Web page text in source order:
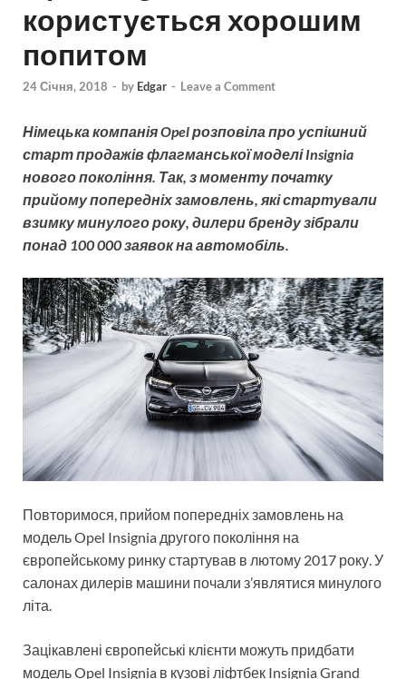
користується хорошим
попитом
24 Січня, 2018 - by Edgar - Leave a Comment
Німецька компанія Opel розповіла про успішний
старт продажів флагманської моделі Insignia
нового покоління. Так, з моменту початку
прийому попередніх замовлень, які стартували
взимку минулого року, дилери бренду зібрали
понад 100 000 заявок на автомобіль.
Повторимося, прийом попередніх замовлень на
модель Opel Insignia другого покоління на
європейському ринку стартував в лютому 2017 року. У
салонах дилерів машини почали з’являтися минулого
літа.
Зацікавлені європейські клієнти можуть придбати
модель Opel Insignia в кузові ліфтбек Insignia Grand